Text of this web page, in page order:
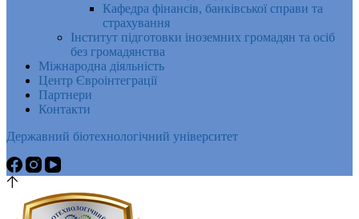
Кафедра фінансів, банківської справи та
страхування
Інститут підготовки іноземних громадян та осіб
без громадянства
Міжнародна діяльність
Центр Євроінтеграції
Партнери
Контакти
Державний біотехнологічний університет